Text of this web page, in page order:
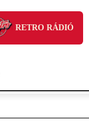
RETRO RÁDIÓ